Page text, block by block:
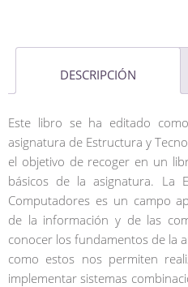
DESCRIPCIÓN
Este libro se ha editado
asignatura de Estructura y
el objetivo de recoger en un
básicos de la asignatura. La
Computadores es un campo
de la información y de las
conocer los fundamentos de la
como estos nos permiten
implementar sistemas